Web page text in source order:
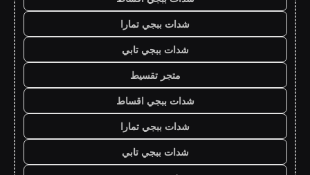
شدات ببجي تمارا
شدات ببجي تابي
متجر تقسيط
شدات ببجي اقساط
شدات ببجي تمارا
شدات ببجي تابي